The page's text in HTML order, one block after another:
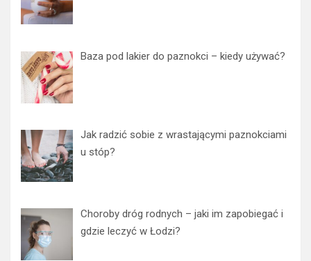
Baza pod lakier do paznokci – kiedy używać?
Jak radzić sobie z wrastającymi paznokciami
u stóp?
Choroby dróg rodnych – jaki im zapobiegać i
gdzie leczyć w Łodzi?